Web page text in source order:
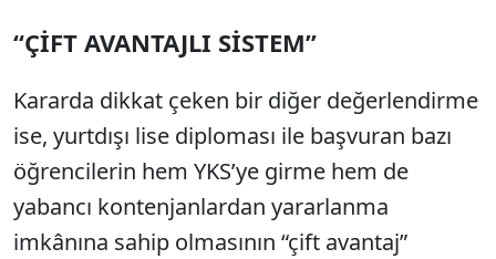
“ÇİFT AVANTAJLI SİSTEM”
Kararda dikkat çeken bir diğer değerlendirme
ise, yurtdışı lise diploması ile başvuran bazı
öğrencilerin hem YKS’ye girme hem de
yabancı kontenjanlardan yararlanma
imkânına sahip olmasının “çift avantaj”